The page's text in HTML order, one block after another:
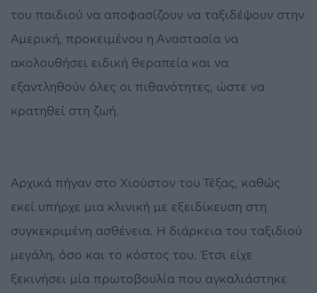
του παιδιού να αποφασίζουν να ταξιδέψουν στην
Αμερική, προκειμένου η Αναστασία να
ακολουθήσει ειδική θεραπεία και να
εξαντληθούν όλες οι πιθανότητες, ώστε να
κρατηθεί στη ζωή.
Αρχικά πήγαν στο Χιούστον του Τέξας, καθώς
εκεί υπήρχε μια κλινική με εξειδίκευση στη
συγκεκριμένη ασθένεια. Η διάρκεια του ταξιδιού
μεγάλη, όσο και το κόστος του. Έτσι είχε
ξεκινήσει μία πρωτοβουλία που αγκαλιάστηκε